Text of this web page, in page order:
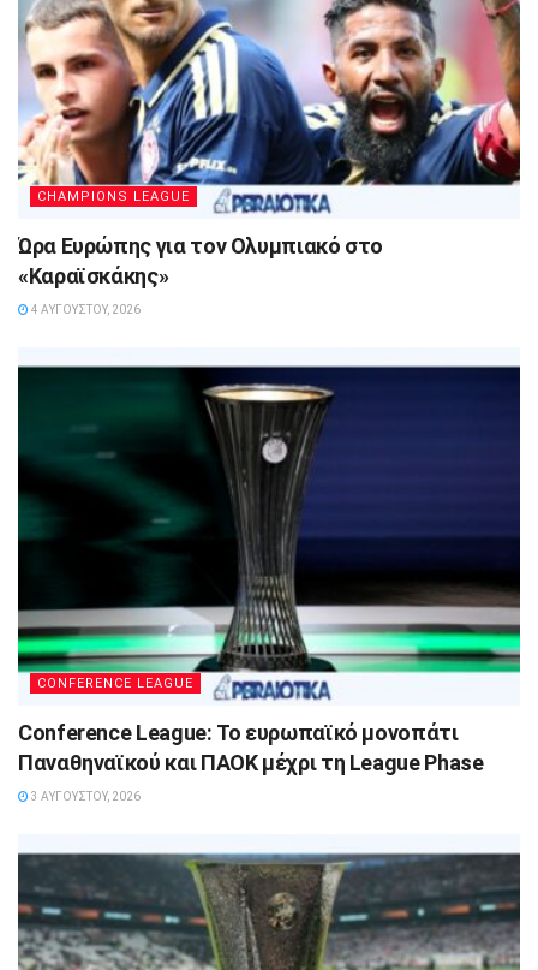
CHAMPIONS LEAGUE
Ώρα Ευρώπης για τον Ολυμπιακό στο
«Καραϊσκάκης»
4 ΑΥΓΟΎΣΤΟΥ, 2026
CONFERENCE LEAGUE
Conference League: Το ευρωπαϊκό μονοπάτι
Παναθηναϊκού και ΠΑΟΚ μέχρι τη League Phase
3 ΑΥΓΟΎΣΤΟΥ, 2026